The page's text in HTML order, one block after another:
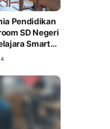
Pendidikan
SD Negeri
Smart